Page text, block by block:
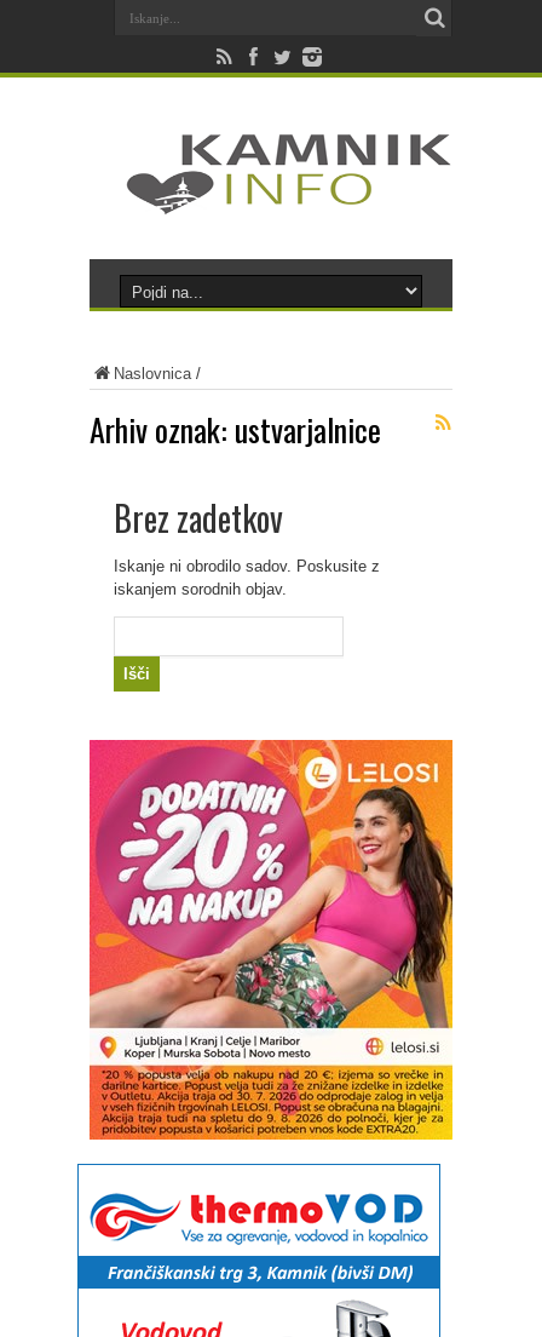
Naslovnica/
Arhiv oznak: ustvarjalnice
Brez zadetkov
Iskanje ni obrodilo sadov. Poskusite z
iskanjem sorodnih objav.